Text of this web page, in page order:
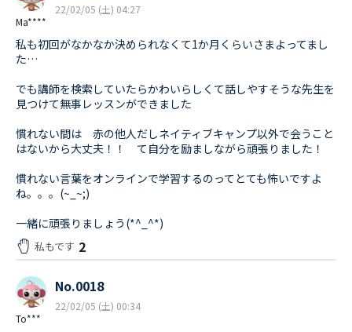
Ma****
22/02/05 (土) 04:27
私も初回がなかなか決められなくて1か月くらいさまよってまし
た…
でも講師を検索していたらかわいらしくて話しやすそうな先生を
見つけて無事レッスンができました
慣れない間は 赤の他人だしネイティブキャンプ以外で会うこと
はないから大丈夫！！ て自分を励ましながら頑張りました！
慣れない言葉をオンラインで学習するのってとても怖いですよ
ね。。。(~_~;)
一緒に頑張りましょう(*^_^*)
私もです 2
To***
No.0018
22/02/05 (土) 00:34